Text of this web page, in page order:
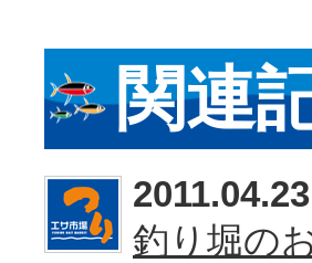
関連
2011.04.23
釣り堀の